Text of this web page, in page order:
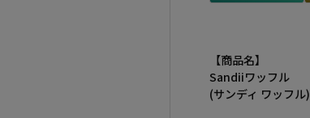
【商品名】
Sandiiワッフル
(サンディ ワッフル)